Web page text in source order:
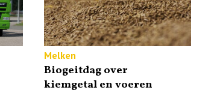
Melken
Biogeitdag over
kiemgetal en voeren